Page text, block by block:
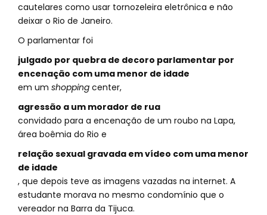
cautelares como usar tornozeleira eletrônica e não
deixar o Rio de Janeiro.
O parlamentar foi
julgado por quebra de decoro parlamentar por
encenação com uma menor de idade
em um shopping center,
agressão a um morador de rua
convidado para a encenação de um roubo na Lapa,
área boêmia do Rio e
relação sexual gravada em vídeo com uma menor
de idade
, que depois teve as imagens vazadas na internet. A
estudante morava no mesmo condomínio que o
vereador na Barra da Tijuca.